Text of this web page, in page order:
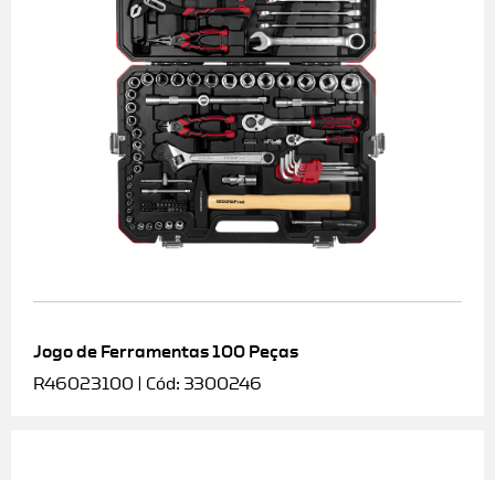
Jogo de Ferramentas 100 Peças
R46023100 | Cód: 3300246